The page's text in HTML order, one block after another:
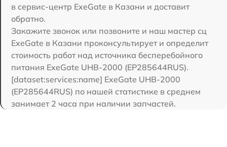
в сервис-центр ExeGate в Казани и доставит
обратно.
Закажите звонок или позвоните и наш мастер сц
ExeGate в Казани проконсультирует и определит
стоимость работ над источника бесперебойного
питания ExeGate UHB-2000 (EP285644RUS).
[dataset:services:name] ExeGate UHB-2000
(EP285644RUS) по нашей статистике в среднем
занимает 2 часа при наличии запчастей.